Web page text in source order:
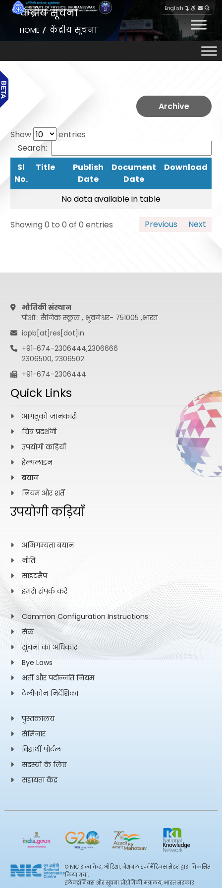
English
केंद्रीय सूचना
HOME केंद्रीय सूचना
Archive
Show
entries
Search:
Sl
No.
Title
Publish
Date
Document
Date
Download
No data available in table
Showing 0 to 0 of 0 entries Previous Next
भौतिकी संस्थान
पीओ : सैनिक स्कूल , भुवनेश्वर- 751005 ,भारत
iopb[at]res[dot]in
+91-674-2306444,2306666
2306500, 2306502
+91-674-2306444
Quick Links
आगंतुकों जानकारी
चित्र प्रदर्शनी
उपयोगी कड़ियाँ
हेल्पलाइन
बयान
नियम और शर्तें
उपयोगी कड़ियाँ
अभिगम्यता बयान
नीति
साइटमैप
हमसे संपर्क करें
Common Configuration Instructions
सेल
सूचना का अधिकार
Bye Laws
भर्ती और पदोन्नति नियम
टेलीफोन निर्देशिका
पुस्तकालय
सेमिनार
विद्यार्थी पोर्टल
सदस्यों के लिए
सहायता केंद्र
© NIC राज्य केंद्र, ओडिशा, नेशनल इंफॉर्मेटिक्स सेंटर द्वारा विकसित
किया गया,
इलेक्ट्रॉनिक्स और सूचना प्रौद्योगिकी मंत्रालय, भारत सरकार